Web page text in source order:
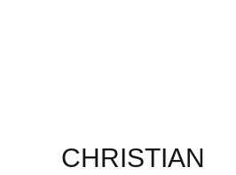
CHRISTIAN